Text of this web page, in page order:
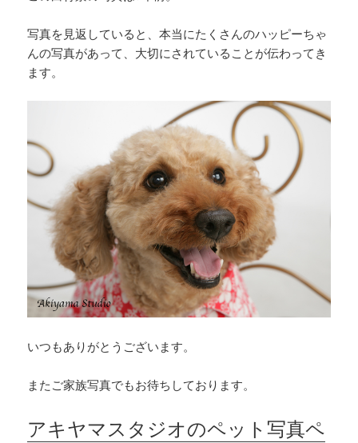
写真を見返していると、本当にたくさんのハッピーちゃ
んの写真があって、大切にされていることが伝わってき
ます。
いつもありがとうございます。
またご家族写真でもお待ちしております。
アキヤマスタジオのペット写真ペ